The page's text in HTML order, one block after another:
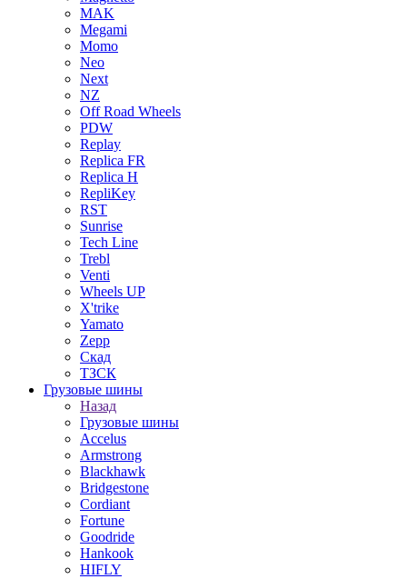
MAK
Megami
Momo
Neo
Next
NZ
Off Road Wheels
PDW
Replay
Replica FR
Replica H
RepliKey
RST
Sunrise
Tech Line
Trebl
Venti
Wheels UP
X'trike
Yamato
Zepp
Скад
ТЗСК
Грузовые шины
Назад
Грузовые шины
Accelus
Armstrong
Blackhawk
Bridgestone
Cordiant
Fortune
Goodride
Hankook
HIFLY